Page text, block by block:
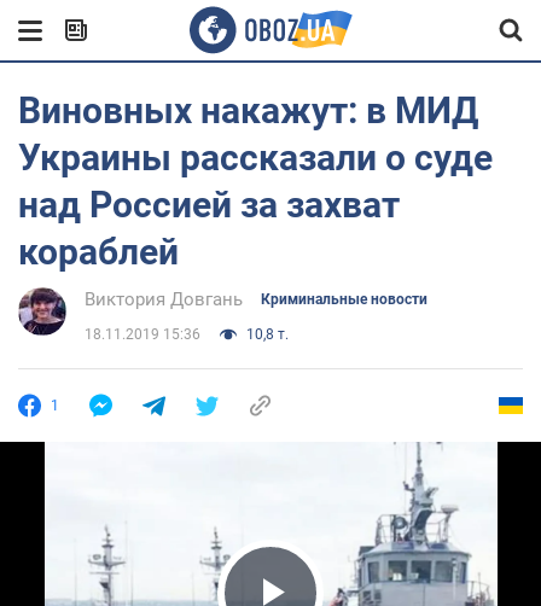
Виновных накажут: в МИД
Украины рассказали о суде
над Россией за захват
кораблей
Виктория Довгань Криминальные новости
18.11.2019 15:36 10,8 т.
1